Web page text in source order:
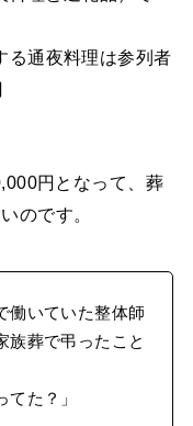
通夜料理は参列者
円となって、葬
のです。
働いていた整体師
族葬で弔ったこと
てた？」